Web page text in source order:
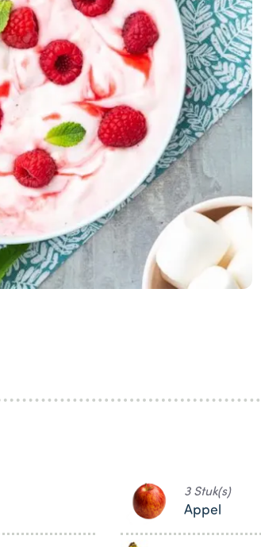
3 Stuk(s)
Appel